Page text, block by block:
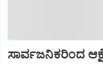
ಸಾರ್ವಜನಿಕರಿಂದ